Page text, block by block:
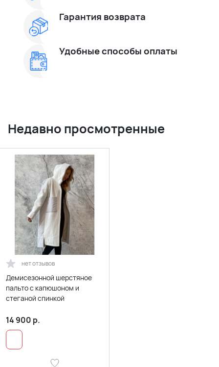
Гарантия возврата
Удобные способы оплаты
Недавно просмотренные
нет отзывов
Демисезонной шерстяное
пальто с капюшоном и
стеганой спинкой
14 900 р.